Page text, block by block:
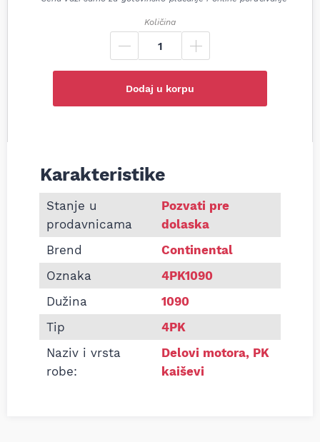
Količina
Dodaj u korpu
Informacije o Pk kaiš Continental 4PK1090
Karakteristike
Stanje u
prodavnicama
Pozvati pre
dolaska
Brend
Continental
Oznaka
4PK1090
Dužina
1090
Tip
4PK
Naziv i vrsta
robe:
Delovi motora, PK
kaiševi